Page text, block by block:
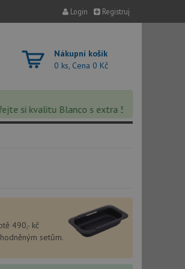
Login Registruj
Nákupní košík
0 ks, Cena 0 Kč
si kvalitu Blanco s extra 5% slevou – sleva
490,- kč
setům.